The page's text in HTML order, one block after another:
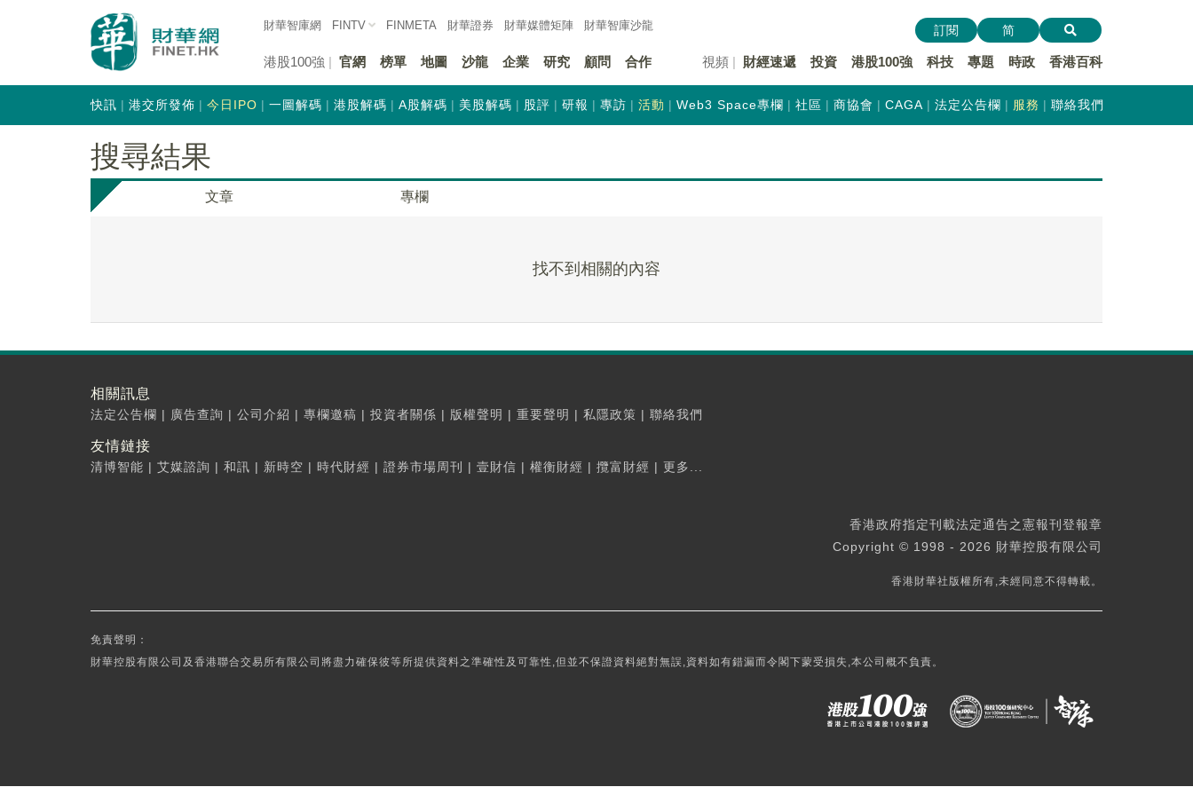
財華智庫網 FINTV FINMETA 財華證券 財華媒體矩陣 財華智庫沙龍
港股100強 官網 榜單 地圖 沙龍 企業 研究 顧問 合作 視頻 財經速遞 投資 港股100強 科技 專題 時政 香港百科
訂閱 简
快訊 港交所發佈 今日IPO 一圖解碼 港股解碼 A股解碼 美股解碼 股評 研報 專訪 活動 Web3 Space專欄 社區 商協會 CAGA 法定公告欄 服務 聯絡我們
搜尋結果
文章 專欄
找不到相關的內容
相關訊息
法定公告欄 | 廣告查詢 | 公司介紹 | 專欄邀稿 | 投資者關係 | 版權聲明 | 重要聲明 | 私隱政策 | 聯絡我們
友情鏈接
清博智能 | 艾媒諮詢 | 和訊 | 新時空 | 時代財經 | 證券市場周刊 | 壹財信 | 權衡財經 | 攬富財經 | 更多...
香港政府指定刊載法定通告之憲報刊登報章
Copyright © 1998 - 2026 財華控股有限公司
香港財華社版權所有,未經同意不得轉載。
免責聲明：
財華控股有限公司及香港聯合交易所有限公司將盡力確保彼等所提供資料之準確性及可靠性,但並不保證資料絕對無誤,資料如有錯漏而令閣下蒙受損失,本公司概不負責。